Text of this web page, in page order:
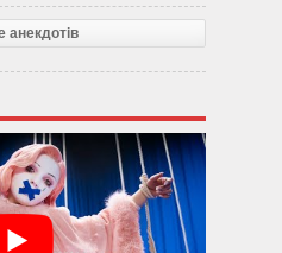
анекдотів